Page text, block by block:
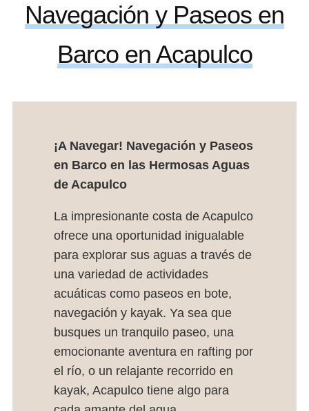
Navegación y Paseos en
Barco en Acapulco
¡A Navegar! Navegación y Paseos
en Barco en las Hermosas Aguas
de Acapulco
La impresionante costa de Acapulco
ofrece una oportunidad inigualable
para explorar sus aguas a través de
una variedad de actividades
acuáticas como paseos en bote,
navegación y kayak. Ya sea que
busques un tranquilo paseo, una
emocionante aventura en rafting por
el río, o un relajante recorrido en
kayak, Acapulco tiene algo para